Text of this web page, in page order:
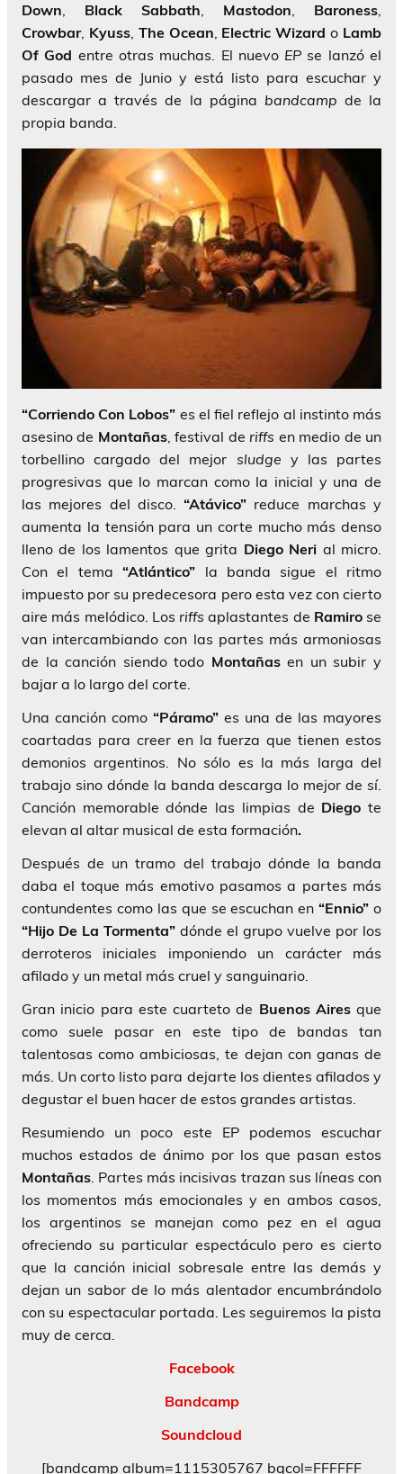
Down, Black Sabbath, Mastodon, Baroness,
Crowbar, Kyuss, The Ocean, Electric Wizard o Lamb
Of God entre otras muchas. El nuevo EP se lanzó el
pasado mes de Junio y está listo para escuchar y
descargar a través de la página bandcamp de la
propia banda.
“Corriendo Con Lobos” es el fiel reflejo al instinto más
asesino de Montañas, festival de riffs en medio de un
torbellino cargado del mejor sludge y las partes
progresivas que lo marcan como la inicial y una de
las mejores del disco.“Atávico” reduce marchas y
aumenta la tensión para un corte mucho más denso
lleno de los lamentos que grita Diego Neri al micro.
Con el tema“Atlántico” la banda sigue el ritmo
impuesto por su predecesora pero esta vez con cierto
aire más melódico. Los riffs aplastantes de Ramirose
van intercambiando con las partes más armoniosas
de la canción siendo todo Montañasen un subir y
bajar a lo largo del corte.
Una canción como “Páramo” es una de las mayores
coartadas para creer en la fuerza que tienen estos
demonios argentinos. No sólo es la más larga del
trabajo sino dónde la banda descarga lo mejor de sí.
Canción memorable dónde las limpias de Diego te
elevan al altar musical de esta formación.
Después de un tramo del trabajo dónde la banda
daba el toque más emotivo pasamos a partes más
contundentes como las que se escuchan en“Ennio” o
“Hijo De La Tormenta” dónde el grupo vuelve por los
derroteros iniciales imponiendo un carácter más
afilado y un metal más cruel y sanguinario.
Gran inicio para este cuarteto de Buenos Airesque
como suele pasar en este tipo de bandas tan
talentosas como ambiciosas, te dejan con ganas de
más. Un corto listo para dejarte los dientes afilados y
degustar el buen hacer de estos grandes artistas.
Resumiendo un poco este EP podemos escuchar
muchos estados de ánimo por los que pasan estos
Montañas . Partes más incisivas trazan sus líneas con
los momentos más emocionales y en ambos casos,
los argentinos se manejan como pez en el agua
ofreciendo su particular espectáculo pero es cierto
que la canción inicial sobresale entre las demás y
dejan un sabor de lo más alentador encumbrándolo
con su espectacular portada. Les seguiremos la pista
muy de cerca.
Facebook
Bandcamp
Soundcloud
[bandcamp album=1115305767 bgcol=FFFFFF